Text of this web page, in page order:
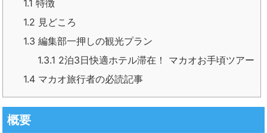
1.1 特徴
1.2 見どころ
1.3 編集部一押しの観光プラン
1.3.1 2泊3日快適ホテル滞在！ マカオお手頃ツアー
1.4 マカオ旅行者の必読記事
概要